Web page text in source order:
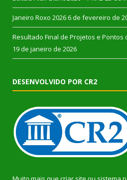
Janeiro Roxo 2026 6 de fevereiro de
Resultado Final de Projetos e Pontos
19 de janeiro de 2026
DESENVOLVIDO POR CR2